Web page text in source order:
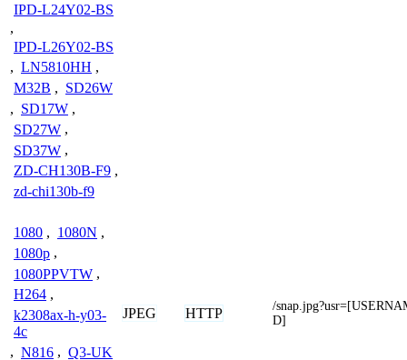
IPD-L24Y02-BS
,
IPD-L26Y02-BS
, LN5810HH ,
M32B , SD26W
, SD17W ,
SD27W ,
SD37W ,
ZD-CH130B-F9 ,
zd-chi130b-f9
1080 , 1080N ,
1080p ,
1080PPVTW ,
H264 ,
k2308ax-h-y03-
4c
, N816 , Q3-UK
JPEG HTTP
/
D]